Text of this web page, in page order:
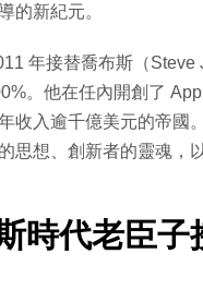
的新紀元。
年接替喬布斯（
。他在任內開創了
收入逾千億美元的帝國
思想、創新者的靈魂，
時代老臣